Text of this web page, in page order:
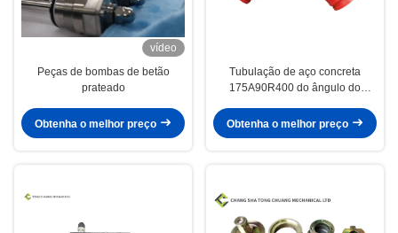
vídeo
Peças de bombas de betão
prateado
Obtenha o melhor preço
Tubulação de aço concreta
175A90R400 do ângulo do
dupla camada
Obtenha o melhor preço